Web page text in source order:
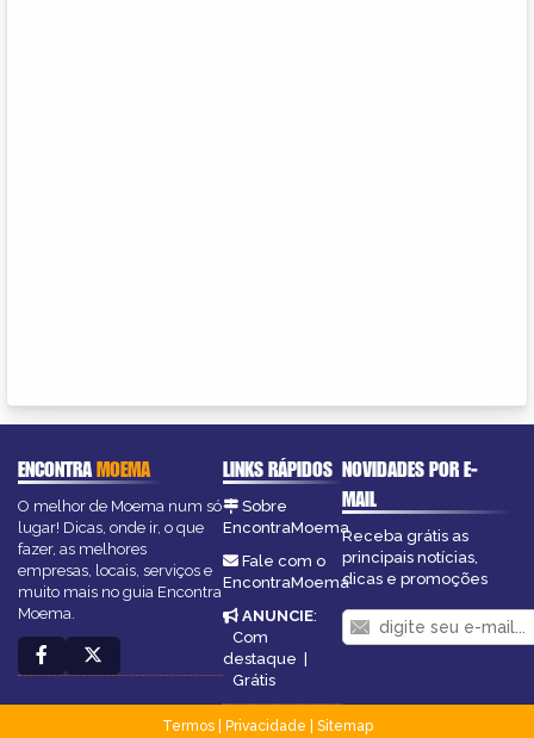
ENCONTRAMOEMA
O melhor de Moema num só
lugar! Dicas, onde ir, o que
fazer, as melhores
empresas, locais, serviços e
muito mais no guia Encontra
Moema.
LINKS RÁPIDOS
Sobre
EncontraMoema
Fale com o
EncontraMoema
ANUNCIE:
Com
destaque |
Grátis
NOVIDADES POR E-
MAIL
Receba grátis as
principais notícias,
dicas e promoções
Termos| Privacidade
Sitemap